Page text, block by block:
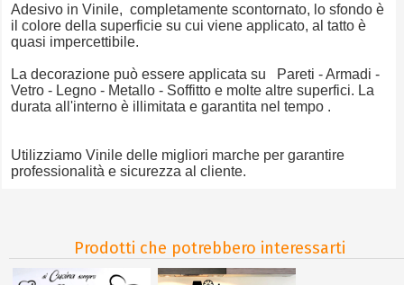
Adesivo in Vinile, completamente scontornato, lo sfondo è
il colore della superficie su cui viene applicato, al tatto è
quasi impercettibile.
La decorazione può essere applicata su Pareti - Armadi -
Vetro - Legno - Metallo - Soffitto e molte altre superfici. La
durata all'interno è illimitata e garantita nel tempo .
Utilizziamo Vinile delle migliori marche per garantire
professionalità e sicurezza al cliente.
Prodotti che potrebbero interessarti